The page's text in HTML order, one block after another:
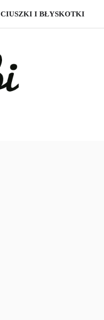
CIUSZKI I BŁYSKOTKI